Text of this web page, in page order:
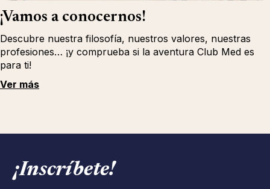
¡Vamos a conocernos!
Descubre nuestra filosofía, nuestros valores, nuestras
profesiones… ¡y comprueba si la aventura Club Med es
para ti!
Ver más
¡Inscríbete!